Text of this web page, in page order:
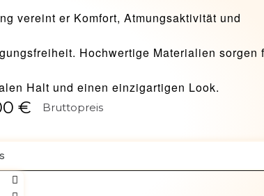
vereint er Komfort, Atmungsaktivität und
Hochwertige Materialien sorgen
Halt und einen einzigartigen Look.
€ Bruttopreis